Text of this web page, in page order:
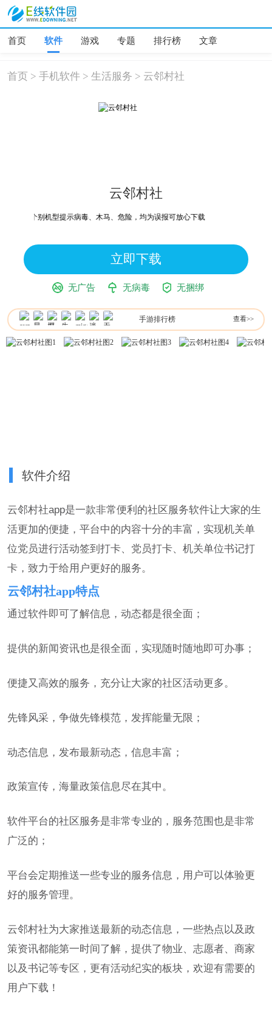
首页 软件 游戏 专题 排行榜 文章
首页 >手机软件 >生活服务 > 云邻村社
云邻村社
个别机型提示病毒、木马、危险，均为误报可放心下载
立即下载
无广告 无病毒 无捆绑
手游排行榜 查看>>
软件介绍
云邻村社app是一款非常便利的社区服务软件让大家的生
活更加的便捷，平台中的内容十分的丰富，实现机关单
位党员进行活动签到打卡、党员打卡、机关单位书记打
卡，致力于给用户更好的服务。
云邻村社app特点
通过软件即可了解信息，动态都是很全面；
提供的新闻资讯也是很全面，实现随时随地即可办事；
便捷又高效的服务，充分让大家的社区活动更多。
先锋风采，争做先锋模范，发挥能量无限；
动态信息，发布最新动态，信息丰富；
政策宣传，海量政策信息尽在其中。
软件平台的社区服务是非常专业的，服务范围也是非常
广泛的；
平台会定期推送一些专业的服务信息，用户可以体验更
好的服务管理。
云邻村社为大家推送最新的动态信息，一些热点以及政
策资讯都能第一时间了解，提供了物业、志愿者、商家
以及书记等专区，更有活动纪实的板块，欢迎有需要的
用户下载！